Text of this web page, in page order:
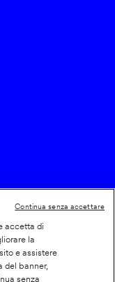
accetta di
la
e assistere
del banner,
senza
Continua senza accettare